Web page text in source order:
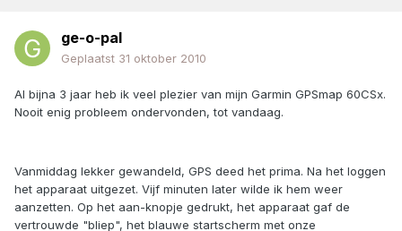
ge-o-pal
Geplaatst 31 oktober 2010
Al bijna 3 jaar heb ik veel plezier van mijn Garmin GPSmap 60CSx.
Nooit enig probleem ondervonden, tot vandaag.
Vanmiddag lekker gewandeld, GPS deed het prima. Na het loggen
het apparaat uitgezet. Vijf minuten later wilde ik hem weer
aanzetten. Op het aan-knopje gedrukt, het apparaat gaf de
vertrouwde "bliep", het blauwe startscherm met onze